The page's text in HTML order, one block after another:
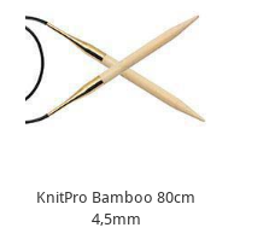
KnitPro Bamboo 80cm
4,5mm